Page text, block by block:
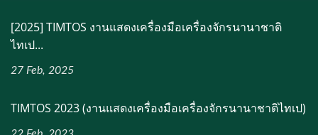
[2025] TIMTOS งานแสดงเครื่องมือเครื่องจักรนานาชาติ
ไทเป...
27 Feb, 2025
TIMTOS 2023 (งานแสดงเครื่องมือเครื่องจักรนานาชาติไทเป)